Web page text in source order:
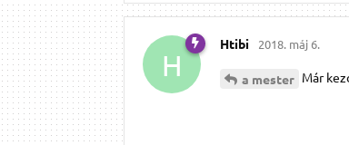
H
Htibi 2018. máj 6.
a mester Már